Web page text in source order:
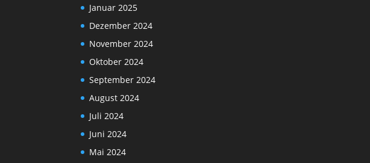
Januar 2025
Dezember 2024
November 2024
Oktober 2024
September 2024
August 2024
Juli 2024
Juni 2024
Mai 2024